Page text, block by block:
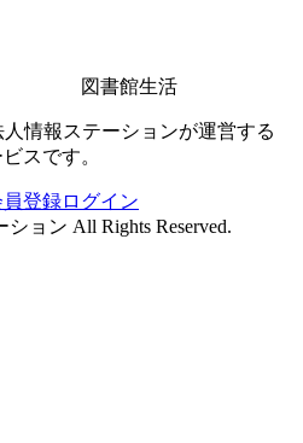
図書館生活
情報ステーションが運営する
スです。
員登録ログイン
ョン All Rights Reserved.